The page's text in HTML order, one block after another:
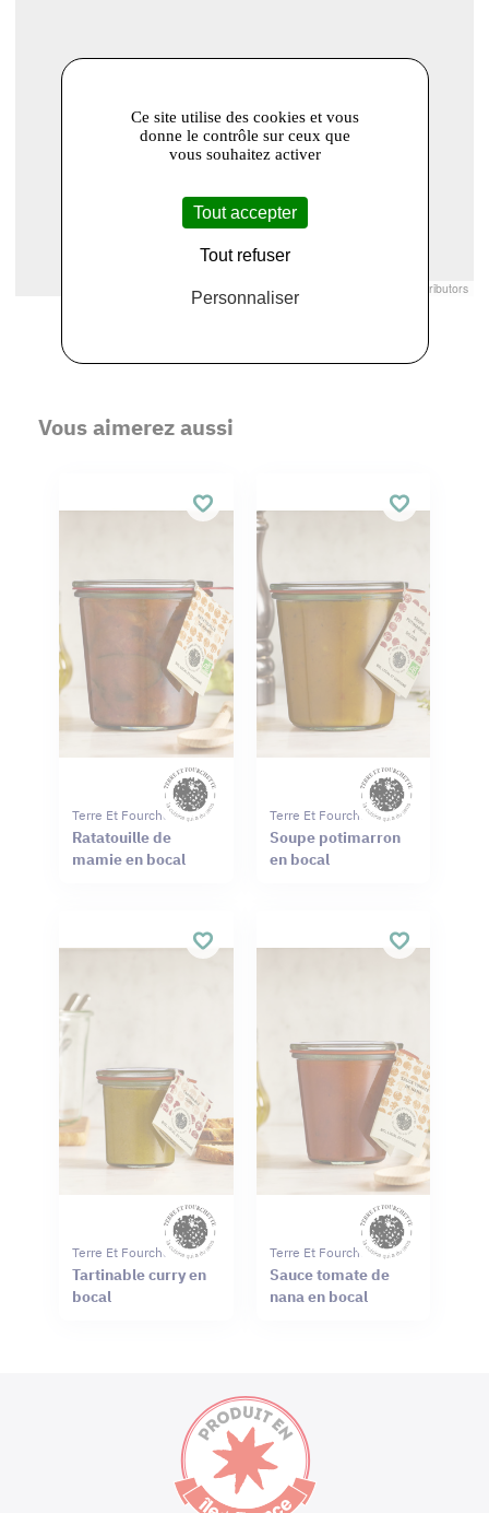
© Openstreetmap France | © contributors
Vous aimerez aussi
Terre Et Fourchette
Ratatouille de
mamie en bocal
Terre Et Fourchette
Soupe potimarron
en bocal
Terre Et Fourchette
Tartinable curry en
bocal
Terre Et Fourchette
Sauce tomate de
nana en bocal
Ce site utilise des cookies et vous
donne le contrôle sur ceux que
vous souhaitez activer
Tout accepter
Tout refuser
Personnaliser